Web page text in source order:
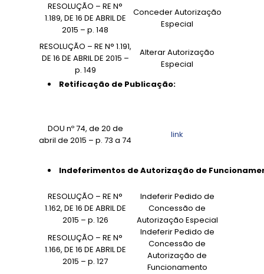
RESOLUÇÃO – RE N°
1.189, DE 16 DE ABRIL DE
2015 – p. 148
Conceder Autorização
Especial
RESOLUÇÃO – RE N° 1.191,
DE 16 DE ABRIL DE 2015 –
p. 149
Alterar Autorização
Especial
Retificação de Publicação:
DOU nº 74, de 20 de
abril de 2015 – p. 73 a 74
link
Indeferimentos de Autorização de
RESOLUÇÃO – RE N°
1.162, DE 16 DE ABRIL DE
2015 – p. 126
Indeferir Pedido de
Concessão de
Autorização Especial
RESOLUÇÃO – RE N°
1.166, DE 16 DE ABRIL DE
2015 – p. 127
Indeferir Pedido de
Concessão de
Autorização de
Funcionamento